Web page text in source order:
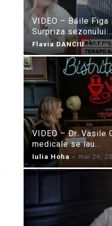
VIDEO – Băile
Surpriza
Flavia DANCIU - iunie
VIDEO – Dr. Vasile
medicale se iau...
Iulia Hoha - mai 26,